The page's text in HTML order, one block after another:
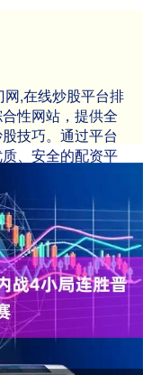
,在线炒股平台排
性网站，提供全
技巧。通过平台
、安全的配资平
，让您的投资决